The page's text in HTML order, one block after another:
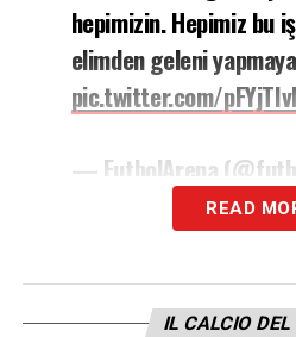
hepimizin. Hepimiz bu
elimden geleni
pic.twitter.com/
— FutbolArena
February 13, 2021
LA PLAYLIST DELLE
READ
IL CALCIO DEL